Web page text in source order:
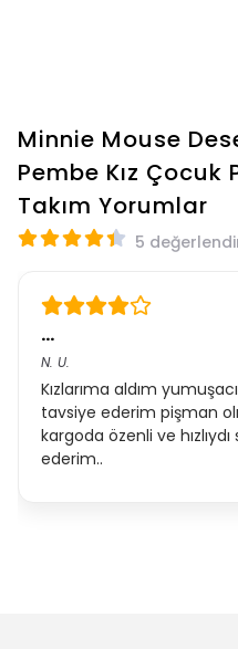
Minnie Mouse
Pembe Kız Çocuk
Takım Yorumlar
5
…
N. U.
Kızlarıma aldım
tavsiye ederim pişman
kargoda özenli ve
ederim..